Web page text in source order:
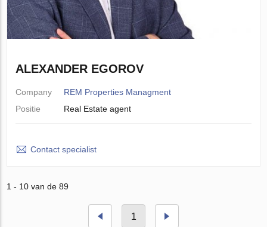
ALEXANDER EGOROV
Company
REM Properties Managment
Positie
Real Estate agent
Contact specialist
1 - 10 van de 89
1